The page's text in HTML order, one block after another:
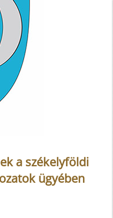
a székelyföldi
ügyében